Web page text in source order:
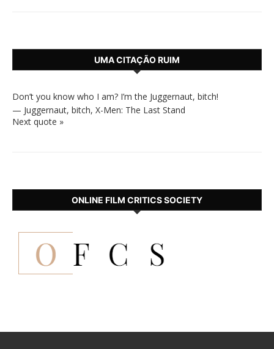
UMA CITAÇÃO RUIM
Don’t you know who I am? I’m the Juggernaut, bitch!
— Juggernaut, bitch, X-Men: The Last Stand
Next quote »
ONLINE FILM CRITICS SOCIETY